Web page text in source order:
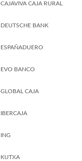
CAJAVIVA CAJA RURAL
DEUTSCHE BANK
ESPAÑADUERO
EVO BANCO
GLOBAL CAJA
IBERCAJA
ING
KUTXA